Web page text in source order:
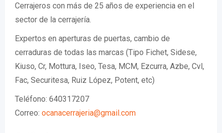
Cerrajeros con más de 25 años de experiencia en el
sector de la cerrajería.
Expertos en aperturas de puertas, cambio de
cerraduras de todas las marcas (Tipo Fichet, Sidese,
Kiuso, Cr, Mottura, Iseo, Tesa, MCM, Ezcurra, Azbe, Cvl,
Fac, Securitesa, Ruiz López, Potent, etc)
Teléfono: 640317207
Correo: ocanacerrajeria@gmail.com